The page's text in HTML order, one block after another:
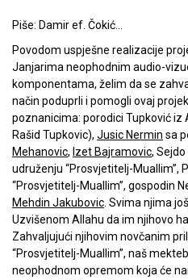
Piše: Damir ef. Čokić…
Povodom uspješne realizacije
Janjarima neophodnim audio-
komponentama, želim da se
način poduprli i pomogli ovaj
poznanicima: porodici Tupković iz
Rašid Tupkovic), Jusic Nermin sa
Mehanovic, Izet Bajramovic,
udruženju “Prosvjetitelj-Muallim”,
“Prosvjetitelj-Muallim”, gospodin
Mehdin Jakubovic. Svima njima
Uzvišenom Allahu da im njihovo
Zahvaljujući njihovim novčanim
“Prosvjetitelj-Muallim”, naš
neophodnom opremom koja će